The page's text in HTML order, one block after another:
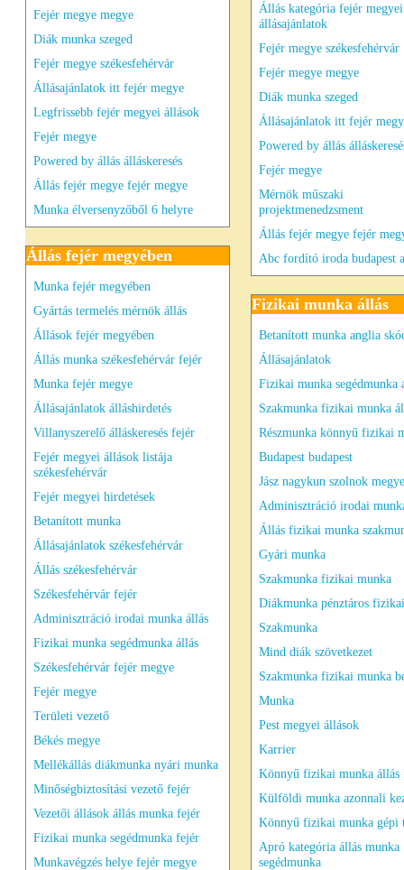
Fejér megye megye
Diák munka szeged
Fejér megye székesfehérvár
Állásajánlatok itt fejér megye
Legfrissebb fejér megyei állások
Fejér megye
Powered by állás álláskeresés
Állás fejér megye fejér megye
Munka élversenyzőből 6 helyre
Állás fejér megyében
Munka fejér megyében
Gyártás termelés mérnök állás
Állások fejér megyében
Állás munka székesfehérvár fejér
Munka fejér megye
Állásajánlatok álláshirdetés
Villanyszerelő álláskeresés fejér
Fejér megyei állások listája
székesfehérvár
Fejér megyei hirdetések
Betanított munka
Állásajánlatok székesfehérvár
Állás székesfehérvár
Székesfehérvár fejér
Adminisztráció irodai munka állás
Fizikai munka segédmunka állás
Székesfehérvár fejér megye
Fejér megye
Területi vezető
Békés megye
Mellékállás diákmunka nyári munka
Minőségbiztosítási vezető fejér
Vezetői állások állás munka fejér
Fizikai munka segédmunka fejér
Munkavégzés helye fejér megye
Állás kategória fejér megyei
állásajánlatok
Fejér megye székesfehérvár
Fejér megye megye
Diák munka szeged
Állásajánlatok itt fejér
Powered by állás
Fejér megye
Mérnök műszaki
projektmenedzsment
Állás fejér megye fejér
Abc fordító iroda budapest
Fizikai munka állás
Betanított munka anglia
Állásajánlatok
Fizikai munka segédmunka
Szakmunka fizikai munka
Részmunka könnyű fizikai
Budapest budapest
Jász nagykun szolnok megye
Adminisztráció irodai
Állás fizikai munka
Gyári munka
Szakmunka fizikai munka
Diákmunka pénztáros
Szakmunka
Mind diák szövetkezet
Szakmunka fizikai munka
Munka
Pest megyei állások
Karrier
Könnyű fizikai munka állás
Külföldi munka azonnali
Könnyű fizikai munka gépi
Apró kategória állás munka
segédmunka